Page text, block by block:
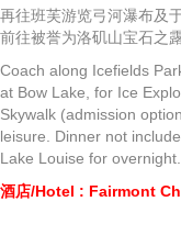
再往班芙游览弓河瀑布及
前往被誉为洛矶山宝石之
Coach along Icefields
at Bow Lake, for Ice
Skywalk (admission
leisure. Dinner not
Lake Louise for
酒店/Hotel : Fairmont